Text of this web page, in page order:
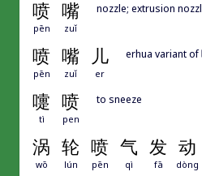
喷 嘴
pēn zuǐ
nozzle; extrusion
喷 嘴 儿
pēn zuǐ er
erhua variant
嚏 喷
tì pen
to sneeze
涡 轮 喷 气 发 动
wō lún pēn qì fā dòng